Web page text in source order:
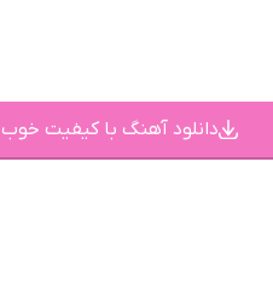
دانلود آهنگ با کیفیت خوب 128